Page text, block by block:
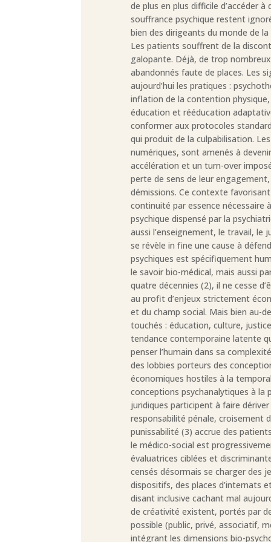
de plus en plus difficile d’accéder à
souffrance psychique restent
bien des dirigeants du monde de
Les patients souffrent de la
galopante. Déjà, de trop
abandonnés faute de places. Les
aujourd’hui les pratiques :
inflation de la contention
éducation et rééducation
conformer aux protocoles
qui produit de la culpabilisation.
numériques, sont amenés à
accélération et un turn-over
perte de sens de leur
démissions. Ce contexte
continuité par essence
psychique dispensé par la
aussi l’enseignement, le travail, le
se révèle in fine une cause à
psychiques est spécifiquement
le savoir bio-médical, mais aussi
quatre décennies (2), il ne cesse
au profit d’enjeux strictement
et du champ social. Mais bien au-
touchés : éducation, culture,
tendance contemporaine latente
penser l’humain dans sa
des lobbies porteurs des
économiques hostiles à la
conceptions psychanalytiques à
juridiques participent à faire
responsabilité pénale, croisement
punissabilité (3) accrue des
le médico-social est
évaluatrices ciblées et
censés désormais se charger des
dispositifs, des places d’internats
disant inclusive cachant mal
de créativité existent, portés par
possible (public, privé, associatif,
intégrant les dimensions bio-